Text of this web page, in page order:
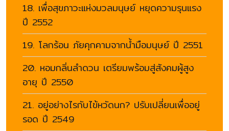
18. เพื่อสุขภาวะแห่งมวลมนุษย์ หยุดความรุนแรง
ปี 2552
19. โลกร้อน ภัยคุกคามจากน้ำมือมนุษย์ ปี 2551
20. หอมกลิ่นลำดวน เตรียมพร้อมสู่สังคมผู้สูง
อายุ ปี 2550
21. อยู่อย่างไรกับไข้หวัดนก? ปรับเปลี่ยนเพื่ออยู่
รอด ปี 2549